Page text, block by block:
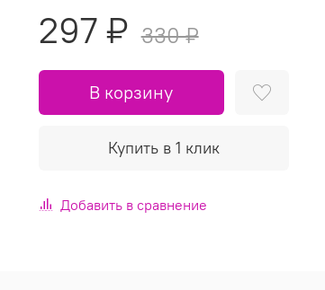
297 ₽ 330 ₽
В корзину
Купить в 1 клик
Добавить в сравнение